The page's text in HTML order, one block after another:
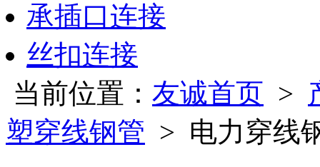
承插口连接
丝扣连接
当前位置： 友诚首页 >
塑穿线钢管 > 电力穿线